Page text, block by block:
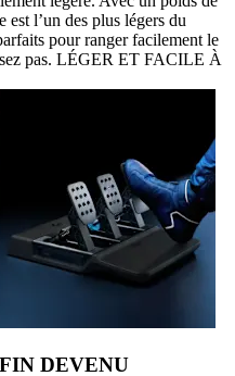
l’un des plus légers du
pour ranger facilement le
pas. LÉGER ET FACILE À
DEVENU